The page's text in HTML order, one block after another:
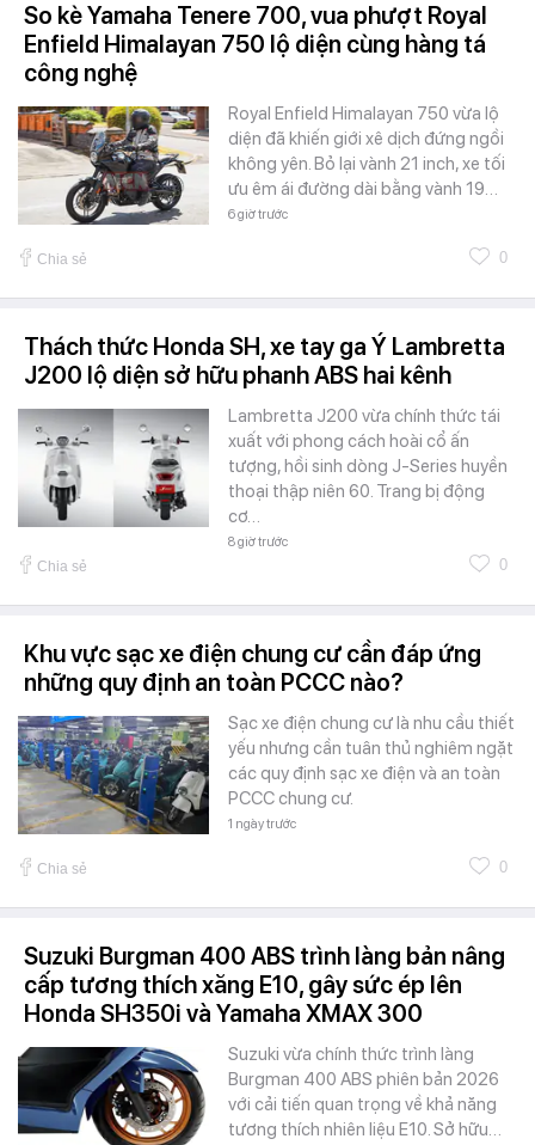
So kè Yamaha Tenere 700, vua phượt Royal
Enfield Himalayan 750 lộ diện cùng hàng tá
công nghệ
Royal Enfield Himalayan 750 vừa lộ
diện đã khiến giới xê dịch đứng ngồi
không yên. Bỏ lại vành 21 inch, xe tối
ưu êm ái đường dài bằng vành 19…
6 giờ trước
Chia sẻ 0
Thách thức Honda SH, xe tay ga Ý Lambretta
J200 lộ diện sở hữu phanh ABS hai kênh
Lambretta J200 vừa chính thức tái
xuất với phong cách hoài cổ ấn
tượng, hồi sinh dòng J-Series huyền
thoại thập niên 60. Trang bị động
cơ…
8 giờ trước
Chia sẻ 0
Khu vực sạc xe điện chung cư cần đáp ứng
những quy định an toàn PCCC nào?
Sạc xe điện chung cư là nhu cầu thiết
yếu nhưng cần tuân thủ nghiêm ngặt
các quy định sạc xe điện và an toàn
PCCC chung cư.
1 ngày trước
Chia sẻ 0
Suzuki Burgman 400 ABS trình làng bản nâng
cấp tương thích xăng E10, gây sức ép lên
Honda SH350i và Yamaha XMAX 300
Suzuki vừa chính thức trình làng
Burgman 400 ABS phiên bản 2026
với cải tiến quan trọng về khả năng
tương thích nhiên liệu E10. Sở hữu…